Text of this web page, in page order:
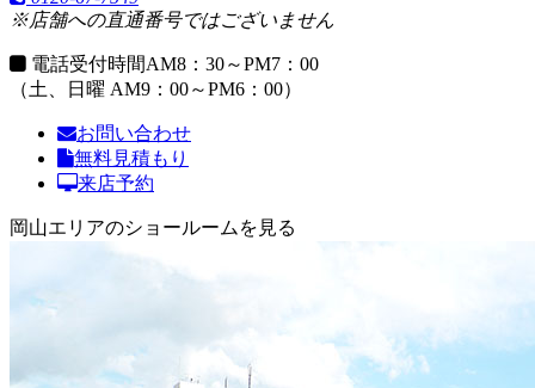
※店舗への直通番号ではございません
電話受付時間AM8：30～PM7：00
（土、日曜 AM9：00～PM6：00）
お問い合わせ
無料見積もり
来店予約
岡山エリアのショールームを見る